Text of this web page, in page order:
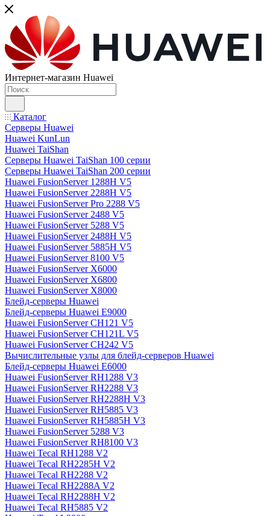
Интернет-магазин Huawei
Каталог
Серверы Huawei
Huawei KunLun
Huawei TaiShan
Серверы Huawei TaiShan 100 серии
Серверы Huawei TaiShan 200 серии
Huawei FusionServer 1288H V5
Huawei FusionServer 2288H V5
Huawei FusionServer Pro 2288 V5
Huawei FusionServer 2488 V5
Huawei FusionServer 5288 V5
Huawei FusionServer 2488H V5
Huawei FusionServer 5885H V5
Huawei FusionServer 8100 V5
Huawei FusionServer X6000
Huawei FusionServer X6800
Huawei FusionServer X8000
Блейд-серверы Huawei
Блейд-серверы Huawei E9000
Huawei FusionServer CH121 V5
Huawei FusionServer CH121L V5
Huawei FusionServer CH242 V5
Вычислительные узлы для блейд-серверов Huawei
Блейд-серверы Huawei E6000
Huawei FusionServer RH1288 V3
Huawei FusionServer RH2288 V3
Huawei FusionServer RH2288H V3
Huawei FusionServer RH5885 V3
Huawei FusionServer RH5885H V3
Huawei FusionServer 5288 V3
Huawei FusionServer RH8100 V3
Huawei Tecal RH1288 V2
Huawei Tecal RH2285H V2
Huawei Tecal RH2288 V2
Huawei Tecal RH2288A V2
Huawei Tecal RH2288H V2
Huawei Tecal RH5885 V2